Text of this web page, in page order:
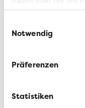
gesammelt haben.
Notwendig
Präferenzen
Statistiken
11.04.2024
Ausbau